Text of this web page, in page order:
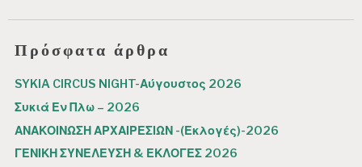
Πρόσφατα άρθρα
SYKIA CIRCUS NIGHT-Αύγουστος 2026
Συκιά Εν Πλω – 2026
ΑΝΑΚΟΙΝΩΣΗ ΑΡΧΑΙΡΕΣΙΩΝ -(Εκλογές)-2026
ΓΕΝΙΚΗ ΣΥΝΕΛΕΥΣΗ & ΕΚΛΟΓΕΣ 2026